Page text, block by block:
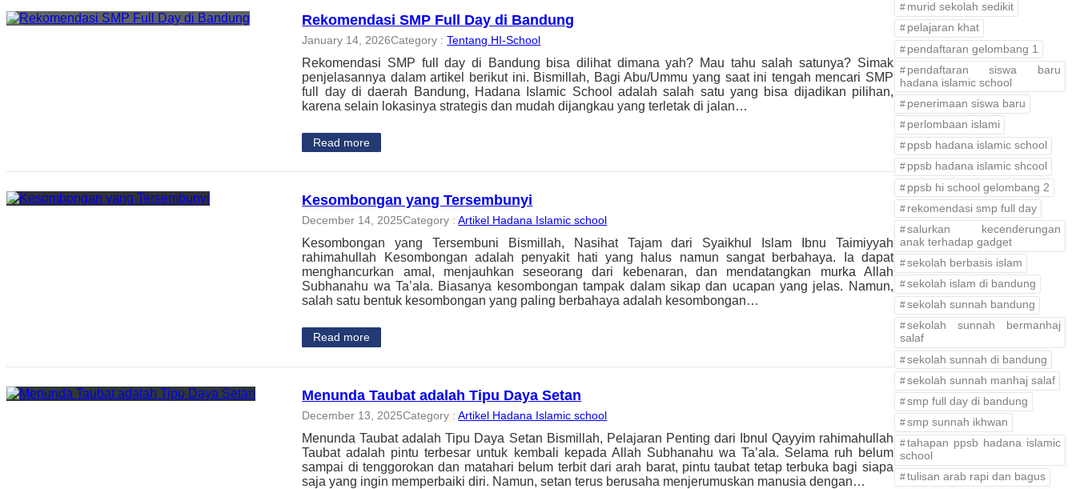
Rekomendasi SMP Full Day di Bandung
January 14, 2026Category :Tentang HI-School
Rekomendasi SMP full day di Bandung bisa dilihat dimana yah? Mau tahu salah satunya? Simak
penjelasannya dalam artikel berikut ini. Bismillah, Bagi Abu/Ummu yang saat ini tengah mencari SMP
full day di daerah Bandung, Hadana Islamic School adalah salah satu yang bisa dijadikan pilihan,
karena selain lokasinya strategis dan mudah dijangkau yang terletak di jalan…
Read more
Kesombongan yang Tersembunyi
December 14, 2025Category :Artikel Hadana Islamic school
Kesombongan yang Tersembuni Bismillah, Nasihat Tajam dari Syaikhul Islam Ibnu Taimiyyah
rahimahullah Kesombongan adalah penyakit hati yang halus namun sangat berbahaya. Ia dapat
menghancurkan amal, menjauhkan seseorang dari kebenaran, dan mendatangkan murka Allah
Subhanahu wa Ta’ala. Biasanya kesombongan tampak dalam sikap dan ucapan yang jelas. Namun,
salah satu bentuk kesombongan yang paling berbahaya adalah kesombongan…
Read more
Menunda Taubat adalah Tipu Daya Setan
December 13, 2025Category :Artikel Hadana Islamic school
Menunda Taubat adalah Tipu Daya Setan Bismillah, Pelajaran Penting dari Ibnul Qayyim rahimahullah
Taubat adalah pintu terbesar untuk kembali kepada Allah Subhanahu wa Ta’ala. Selama ruh belum
sampai di tenggorokan dan matahari belum terbit dari arah barat, pintu taubat tetap terbuka bagi siapa
saja yang ingin memperbaiki diri. Namun, setan terus berusaha menjerumuskan manusia dengan…
murid sekolah sedikit
pelajaran khat
pendaftaran gelombang 1
pendaftaran siswa baru
hadana islamic school
penerimaan siswa baru
perlombaan islami
ppsb hadana islamic school
ppsb hadana islamic shcool
ppsb hi school gelombang 2
rekomendasi smp full day
salurkan kecenderungan
anak terhadap gadget
sekolah berbasis islam
sekolah islam di bandung
sekolah sunnah bandung
sekolah sunnah bermanhaj
salaf
sekolah sunnah di bandung
sekolah sunnah manhaj salaf
smp full day di bandung
smp sunnah ikhwan
tahapan ppsb hadana islamic
school
tulisan arab rapi dan bagus